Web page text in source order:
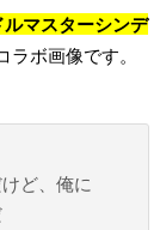
ルマスターシンデ
ラボ画像です。
ど、俺に